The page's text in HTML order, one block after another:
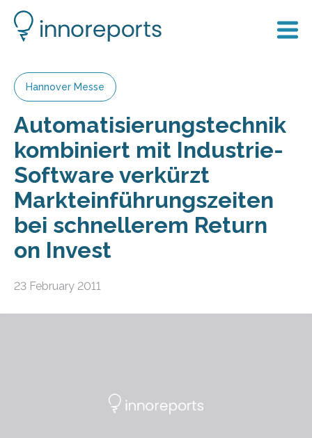
Hannover Messe
Automatisierungstechnik
kombiniert mit Industrie-
Software verkürzt
Markteinführungszeiten
bei schnellerem Return
on Invest
23 February 2011